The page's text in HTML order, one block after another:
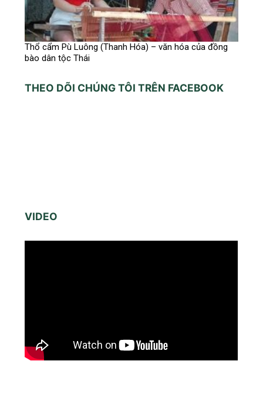
Thổ cẩm Pù Luông (Thanh Hóa) – văn hóa của đồng
bào dân tộc Thái
THEO DÕI CHÚNG TÔI TRÊN FACEBOOK
VIDEO